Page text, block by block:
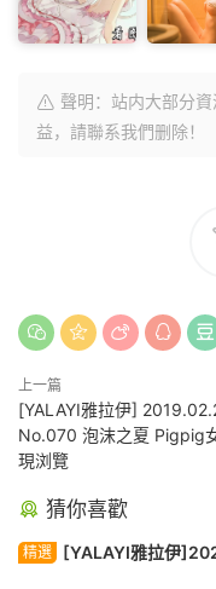
聲明：站内大部分
益，請聯系我們删除！
上一篇
[YALAYI雅拉伊]
No.070 泡沫之夏 Pigpig
現浏覽
猜你喜歡
精選 [YALAYI雅拉伊